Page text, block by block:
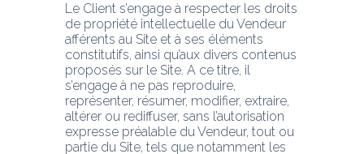
Le Client s’engage à respecter les droits
de propriété intellectuelle du Vendeur
afférents au Site et à ses éléments
constitutifs, ainsi qu’aux divers contenus
proposés sur le Site. A ce titre, il
s’engage à ne pas reproduire,
représenter, résumer, modifier, extraire,
altérer ou rediffuser, sans l’autorisation
expresse préalable du Vendeur, tout ou
partie du Site, tels que notamment les